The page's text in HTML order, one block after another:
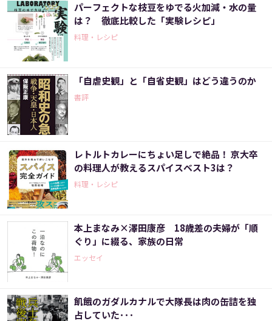
パーフェクトな枝豆をゆでる火加減・水の量
は？ 徹底比較した「実験レシピ」
料理・レシピ
「自虐史観」と「自省史観」はどう違うのか
書評
レトルトカレーにちょい足しで絶品！ 京大卒
の料理人が教えるスパイスベスト3は？
料理・レシピ
本上まなみ×澤田康彦 18歳差の夫婦が「順
ぐり」に綴る、家族の日常
エッセイ
飢餓のガダルカナルで大隊長は肉の缶詰を独
占していた･･･